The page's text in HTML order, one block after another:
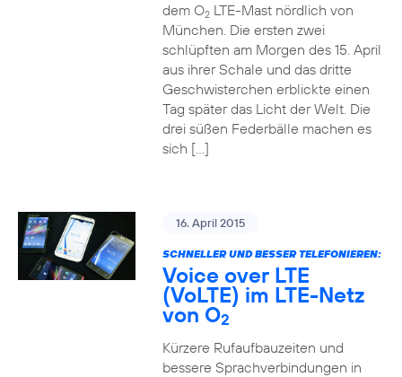
dem O2LTE-Mast nördlich von
München. Die ersten zwei
schlüpften am Morgen des 15. April
aus ihrer Schale und das dritte
Geschwisterchen erblickte einen
Tag später das Licht der Welt. Die
drei süßen Federbälle machen es
sich […]
16. April 2015
SCHNELLER UND BESSER TELEFONIEREN:
Voice over LTE
(VoLTE) im LTE-Netz
von O2
Kürzere Rufaufbauzeiten und
bessere Sprachverbindungen in